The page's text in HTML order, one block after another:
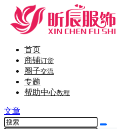
首页
商铺订货
圈子交流
专题
帮助中心教程
文章